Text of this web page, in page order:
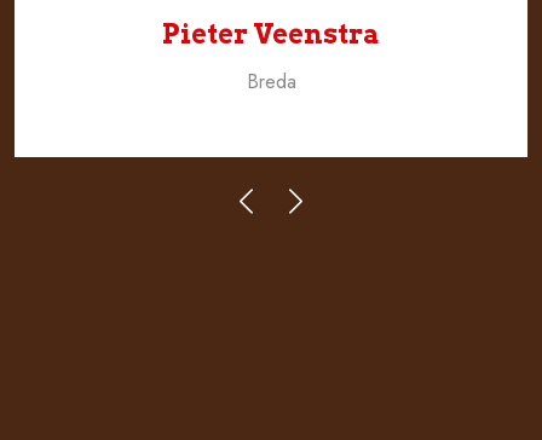
Pieter Veenstra
Breda